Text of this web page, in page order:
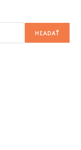
HĽADAŤ